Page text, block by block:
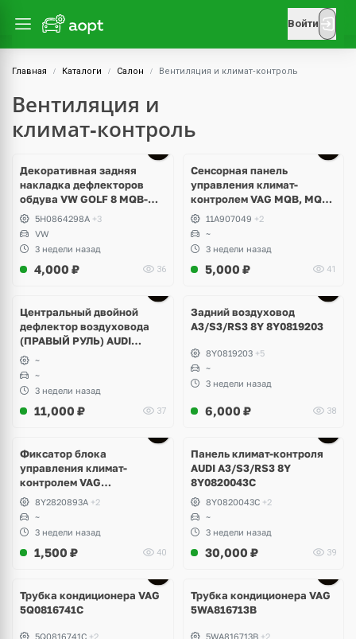
Войти
Главная Каталоги Салон Вентиляция и климат‑контроль
Вентиляция и
климат‑контроль
Декоративная задняя
накладка дефлекторов
обдува VW GOLF 8 MQB-
EVO5H0864298A +3
VW
3 недели назад
4,000 ₽ 36
Сенсорная панель
управления климат-
контролем VAG MQB, MQB-
EVO11A907049 +2
~
3 недели назад
5,000 ₽ 41
Центральный двойной
дефлектор воздуховода
(ПРАВЫЙ РУЛЬ) AUDI
A3/S3/RS3 8Y
~
~
3 недели назад
11,000 ₽ 37
Задний воздуховод
A3/S3/RS3 8Y 8Y0819203
8Y0819203 +5
~
3 недели назад
6,000 ₽ 38
Фиксатор блока
управления климат-
контролем VAG
8Y2820893A
8Y2820893A +2
~
3 недели назад
1,500 ₽ 40
Панель климат-контроля
AUDI A3/S3/RS3 8Y
8Y0820043C
8Y0820043C +2
~
3 недели назад
30,000 ₽ 39
Трубка кондиционера VAG
5Q0816741C
5Q0816741C +2
Трубка кондиционера VAG
5WA816713B
5WA816713B +2